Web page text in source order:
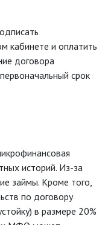
кабинете и оплатить
договора
срок
историй. Из-за
займы. Кроме того,
по договору
в размере 20%